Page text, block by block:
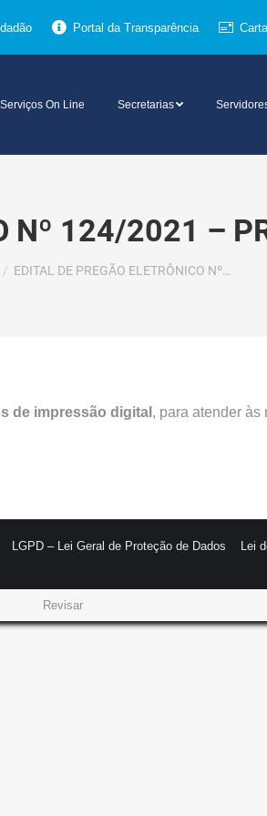
Portal da Transparência
Serviços On Line Secretarias
Nº 124/2021 –
EDITAL DE PREGÃO ELETRÔNICO Nº…
de impressão digital , para atender
LGPD – Lei Geral de Proteção de Dados Lei
Revisar